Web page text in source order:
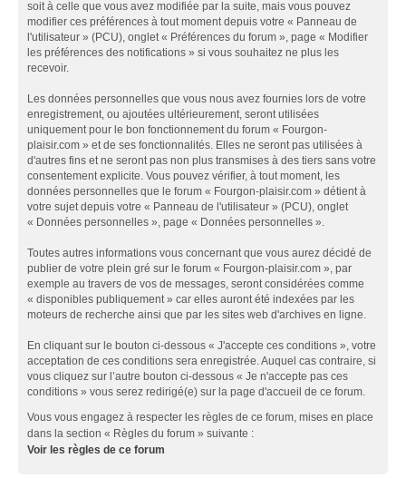
soit à celle que vous avez modifiée par la suite, mais vous pouvez
modifier ces préférences à tout moment depuis votre « Panneau de
l'utilisateur » (PCU), onglet « Préférences du forum », page « Modifier
les préférences des notifications » si vous souhaitez ne plus les
recevoir.
Les données personnelles que vous nous avez fournies lors de votre
enregistrement, ou ajoutées ultérieurement, seront utilisées
uniquement pour le bon fonctionnement du forum « Fourgon-
plaisir.com » et de ses fonctionnalités. Elles ne seront pas utilisées à
d'autres fins et ne seront pas non plus transmises à des tiers sans votre
consentement explicite. Vous pouvez vérifier, à tout moment, les
données personnelles que le forum « Fourgon-plaisir.com » détient à
votre sujet depuis votre « Panneau de l'utilisateur » (PCU), onglet
« Données personnelles », page « Données personnelles ».
Toutes autres informations vous concernant que vous aurez décidé de
publier de votre plein gré sur le forum « Fourgon-plaisir.com », par
exemple au travers de vos de messages, seront considérées comme
« disponibles publiquement » car elles auront été indexées par les
moteurs de recherche ainsi que par les sites web d'archives en ligne.
En cliquant sur le bouton ci-dessous « J'accepte ces conditions », votre
acceptation de ces conditions sera enregistrée. Auquel cas contraire, si
vous cliquez sur l’autre bouton ci-dessous « Je n'accepte pas ces
conditions » vous serez redirigé(e) sur la page d'accueil de ce forum.
Vous vous engagez à respecter les règles de ce forum, mises en place
dans la section « Règles du forum » suivante :
Voir les règles de ce forum